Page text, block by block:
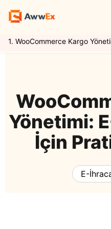
Yurtdışı Kargo
Navlun Yönetimi
E İhracat Lojistiği
Özellikler
Express Kargo
Awwex Nedir ?
Uluslararası Taşımacılık
Yönetimi:
İçin
E-
1. WooCommerce Kargo